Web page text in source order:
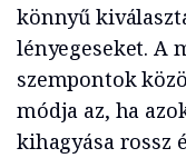
könnyű
lényegeseket. A
szempontok
módja az, ha
kihagyása rossz